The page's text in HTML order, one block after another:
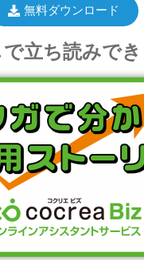
無料ダウンロード
立ち読みでき